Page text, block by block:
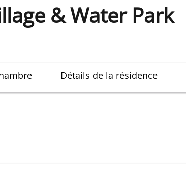
& Water Park
Détails de la résidence